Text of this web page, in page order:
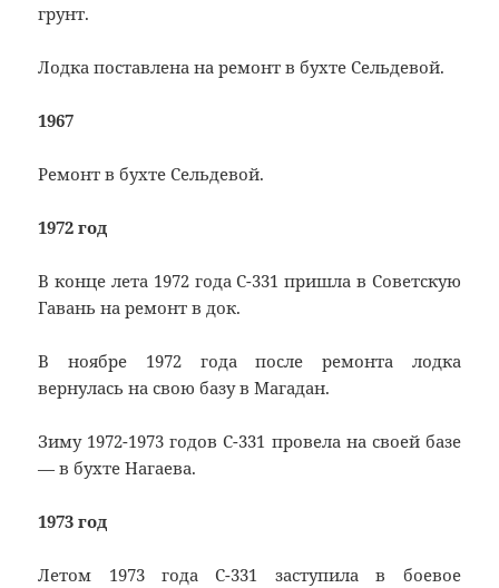
грунт.
Лодка поставлена на ремонт в бухте Сельдевой.
1967
Ремонт в бухте Сельдевой.
1972 год
В конце лета 1972 года С-331 пришла в Советскую
Гавань на ремонт в док.
В ноябре 1972 года после ремонта лодка
вернулась на свою базу в Магадан.
Зиму 1972-1973 годов С-331 провела на своей базе
— в бухте Нагаева.
1973 год
Летом 1973 года С-331 заступила в боевое